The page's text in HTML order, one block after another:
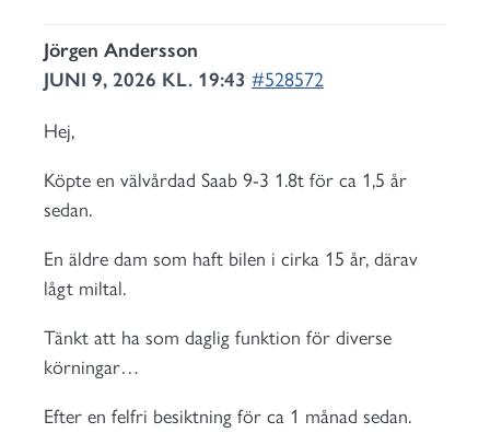
Jörgen Andersson
JUNI 9, 2026 KL. 19:43 #528572
Hej,
Köpte en välvårdad Saab 9-3 1.8t för ca 1,5 år
sedan.
En äldre dam som haft bilen i cirka 15 år, därav
lågt miltal.
Tänkt att ha som daglig funktion för diverse
körningar…
Efter en felfri besiktning för ca 1 månad sedan.